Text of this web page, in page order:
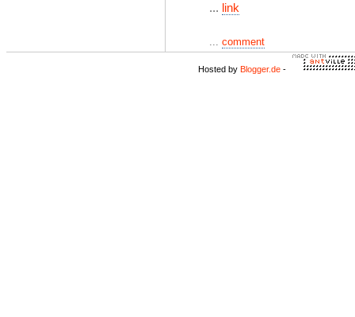
... link
... comment
Hosted by Blogger.de -